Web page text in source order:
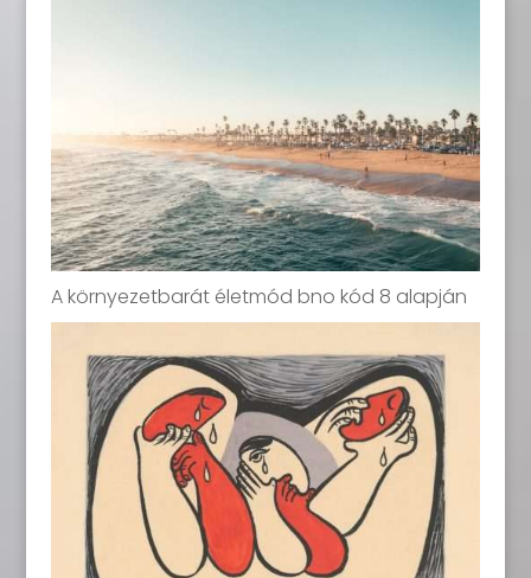
A környezetbarát életmód bno kód 8 alapján